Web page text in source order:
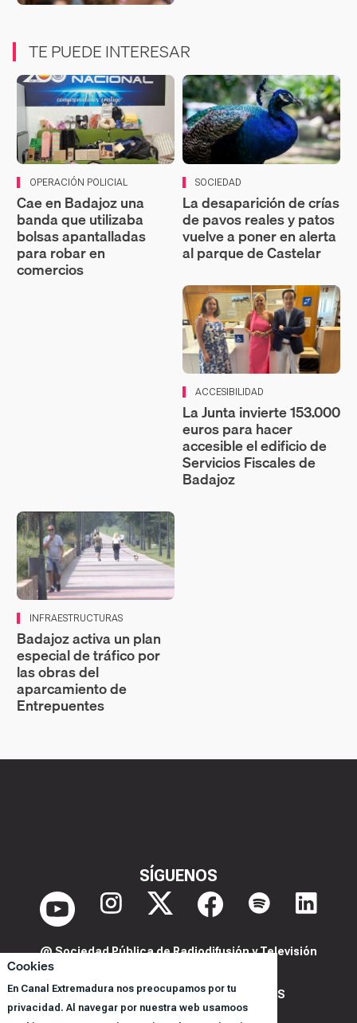
Cookies
En Canal Extremadura nos preocupamos por tu
privacidad. Al navegar por nuestra web usamoos
TE PUEDE INTERESAR
OPERACIÓN POLICIAL
Cae en Badajoz una
banda que utilizaba
bolsas apantalladas
para robar en
comercios
SOCIEDAD
La desaparición de crías
de pavos reales y patos
vuelve a poner en alerta
al parque de Castelar
ACCESIBILIDAD
La Junta invierte 153.000
euros para hacer
accesible el edificio de
Servicios Fiscales de
Badajoz
INFRAESTRUCTURAS
Badajoz activa un plan
especial de tráfico por
las obras del
aparcamiento de
Entrepuentes
SÍGUENOS
@ Sociedad Pública de Radiodifusión y Televisión
POLITICA DE PRIVACIDAD Y COOKIES